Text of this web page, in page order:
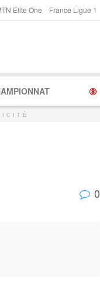
Elite One France Ligue 1
0